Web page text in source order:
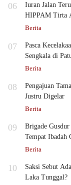
06
Iuran Jalan
HIPPAM Tirta
Berita
07
Pasca
Sengkala di
Berita
08
Pengajuan
Justru Digelar
Berita
09
Brigade
Tempat Ibadah
Berita
10
Saksi Sebut
Laka Tunggal?